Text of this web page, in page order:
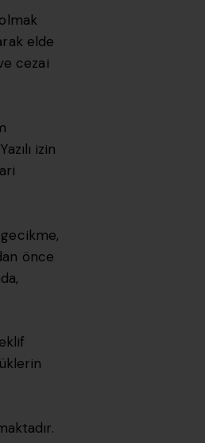
elde
cezai
izin
önce